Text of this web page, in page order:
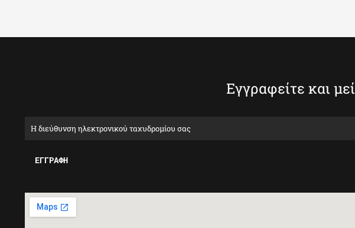
Εγγραφείτε και